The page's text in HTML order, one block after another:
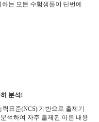
는 모든 수험생들이 단번에
분석!
표준(NCS) 기반으로 출제기
석하여 자주 출제된 이론 내용